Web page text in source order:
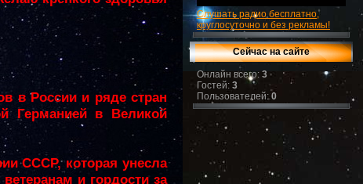
в России и ряде стран
Германией в Великой
СССР, которая унесла
и гордости за
Слушать радио бесплатно,
круглосуточно и без рекламы!
Сейчас на сайте
Онлайн всего: 3
Гостей: 3
Пользователей:0